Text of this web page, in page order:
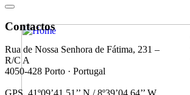
Contactos
Rua de Nossa Senhora de Fátima, 231 –
R/C A
4050-428 Porto · Portugal